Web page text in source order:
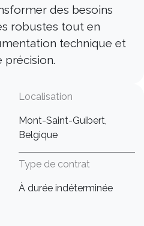
Localisation
Mont-Saint-Guibert,
Belgique
Type de contrat
À durée indéterminée
des besoins
robustes tout en
technique et
précision.